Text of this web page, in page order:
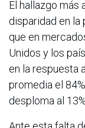
El hallazgo más
disparidad en
que en
Unidos y los
en la respuesta
promedia el
desploma al